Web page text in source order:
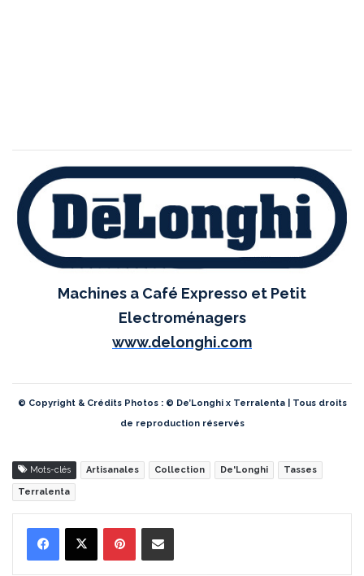
Machines a Café Expresso et Petit
Electroménagers
www.delonghi.com
© Copyright & Crédits Photos : © De’Longhi x Terralenta | Tous droits
de reproduction réservés
Mots-clés Artisanales Collection De'Longhi Tasses
Terralenta